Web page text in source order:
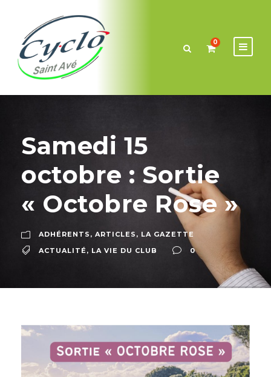
0
Samedi 15
octobre : Sortie
« Octobre Rose »
ADHÉRENTS , ARTICLES , LA GAZETTE
ACTUALITÉ , LA VIE DU CLUB 0